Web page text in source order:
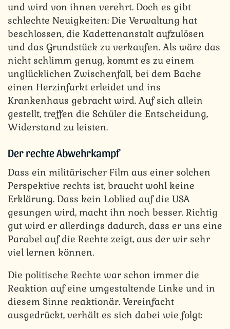
und wird von ihnen verehrt. Doch es gibt
schlechte Neuigkeiten: Die Verwaltung hat
beschlossen, die Kadettenanstalt aufzulösen
und das Grundstück zu verkaufen. Als wäre das
nicht schlimm genug, kommt es zu einem
unglücklichen Zwischenfall, bei dem Bache
einen Herzinfarkt erleidet und ins
Krankenhaus gebracht wird. Auf sich allein
gestellt, treffen die Schüler die Entscheidung,
Widerstand zu leisten.
Der rechte Abwehrkampf
Dass ein militärischer Film aus einer solchen
Perspektive rechts ist, braucht wohl keine
Erklärung. Dass kein Loblied auf die USA
gesungen wird, macht ihn noch besser. Richtig
gut wird er allerdings dadurch, dass er uns eine
Parabel auf die Rechte zeigt, aus der wir sehr
viel lernen können.
Die politische Rechte war schon immer die
Reaktion auf eine umgestaltende Linke und in
diesem Sinne reaktionär. Vereinfacht
ausgedrückt, verhält es sich dabei wie folgt: